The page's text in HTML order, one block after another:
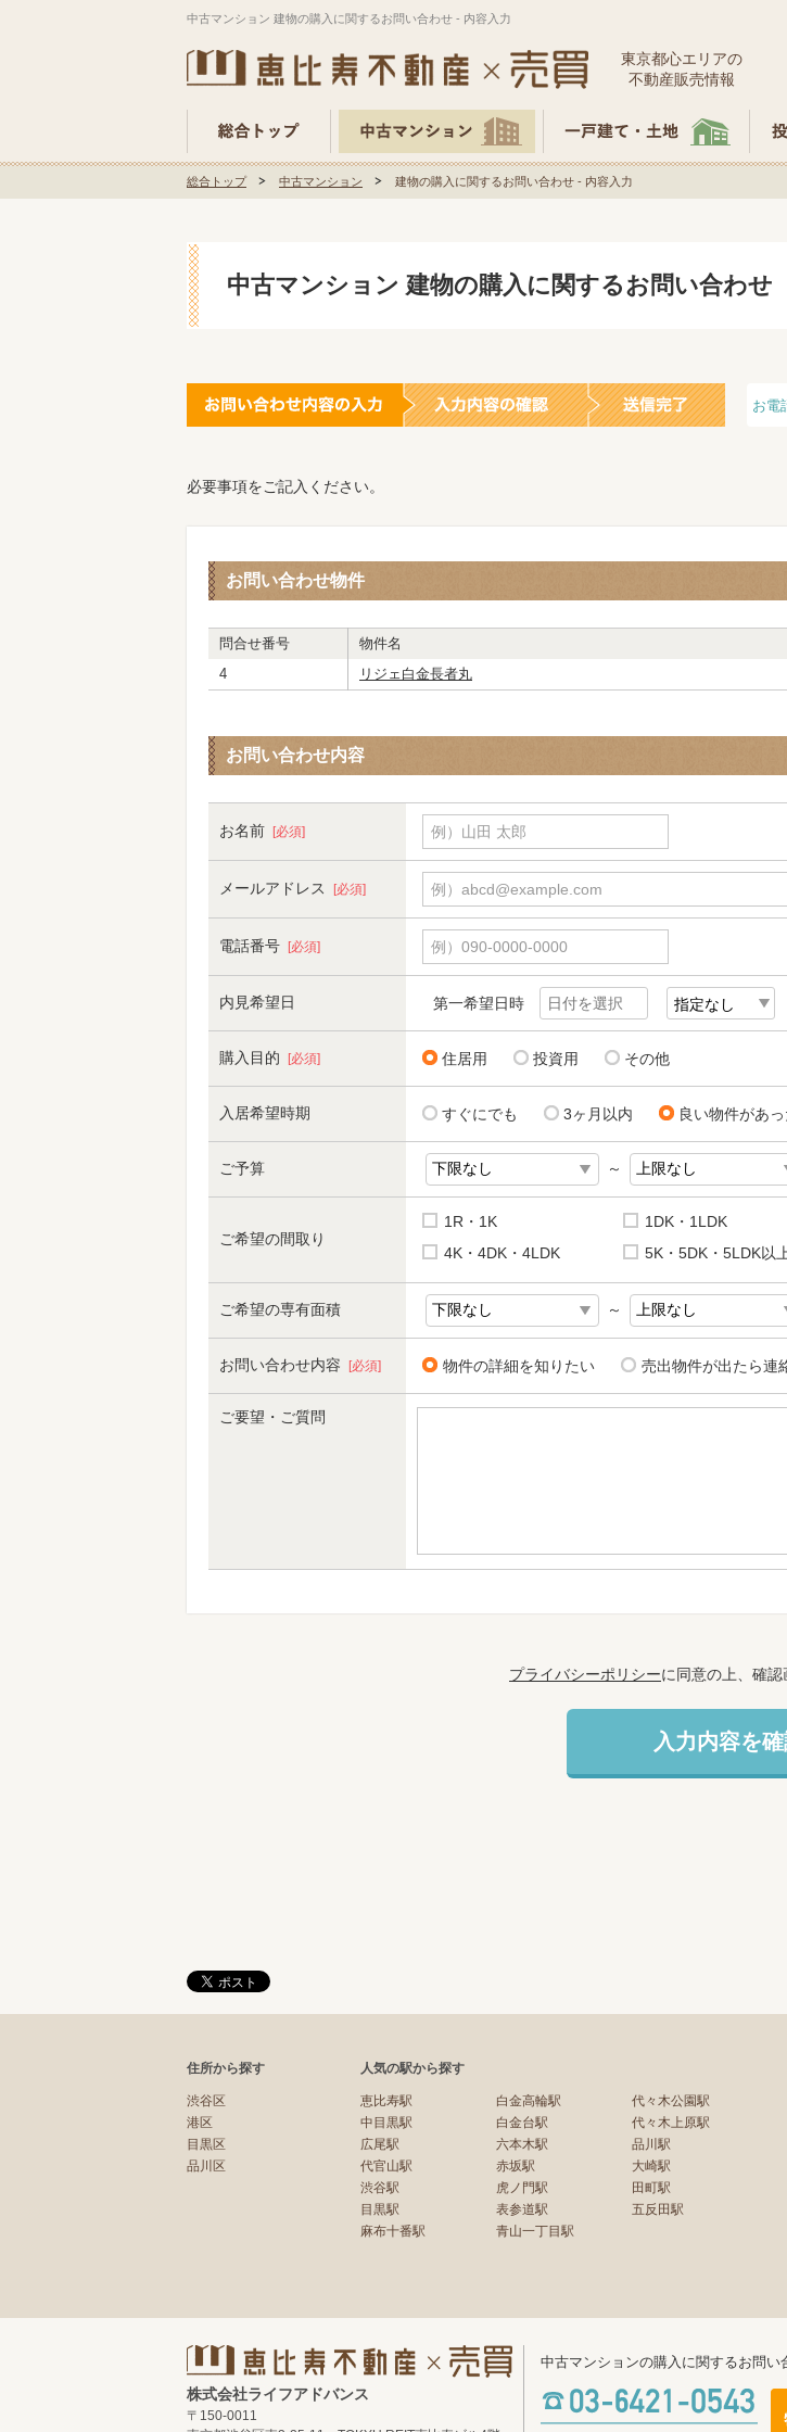
中古マンション 建物の購入に関するお問い合わせ - 内容入力
東京都⼼エリアの
不動産販売情報
総合トップ 中古マンション 建物の購入に関するお問い合わせ - 内容入力
中古マンション 建物の購入に関するお問い合わせ
お電
必要事項をご記入ください。
お問い合わせ物件
問合せ番号
物件名
4
リジェ白金長者丸
お問い合わせ内容
お名前 [必須] 例）山田 太郎
メールアドレス [必須] 例）abcd@example.com
電話番号 [必須] 例）090-0000-0000
内見希望日 第一希望日時
購入目的 [必須] 住居用 投資用 その他
入居希望時期 すぐにでも 3ヶ月以内 良い物件があっ
ご予算 ～
ご希望の間取り
1R・1K 1DK・1LDK
4K・4DK・4LDK
5K・5DK・5LDK以
ご希望の専有面積 ～
お問い合わせ内容 [必須] 物件の詳細を知りたい 売出物件が出たら連
ご要望・ご質問
プライバシーポリシーに同意の上、確認
住所から探す
渋谷区
港区
目黒区
品川区
人気の駅から探す
恵比寿駅
中目黒駅
広尾駅
代官山駅
渋谷駅
目黒駅
麻布十番駅
白金高輪駅
白金台駅
六本木駅
赤坂駅
虎ノ門駅
表参道駅
青山一丁目駅
代々木公園駅
代々木上原駅
品川駅
大崎駅
田町駅
五反田駅
株式会社ライフアドバンス
〒150-0011
中古マンションの購入に関するお問い